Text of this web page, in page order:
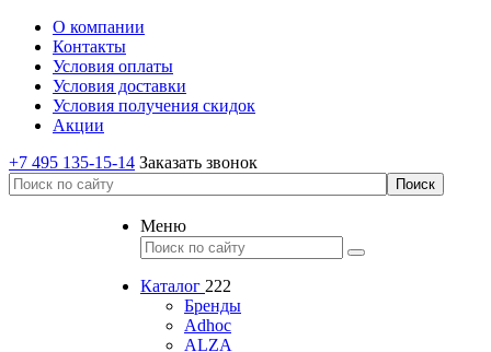
О компании
Контакты
Условия оплаты
Условия доставки
Условия получения скидок
Акции
+7 495 135-15-14 Заказать звонок
Меню
Каталог 222
Бренды
Adhoc
ALZA